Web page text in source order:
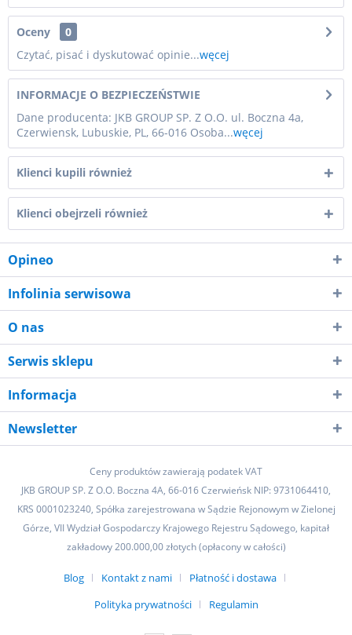
Oceny
0
Czytać, pisać i dyskutować opinie...węcej
INFORMACJE O BEZPIECZEŃSTWIE
Dane producenta: JKB GROUP SP. Z O.O. ul. Boczna 4a,
Czerwiensk, Lubuskie, PL, 66-016 Osoba...węcej
Klienci kupili również
Klienci obejrzeli również
Opineo
Infolinia serwisowa
O nas
Serwis sklepu
Informacja
Newsletter
Ceny produktów zawierają podatek VAT
JKB GROUP SP. Z O.O. Boczna 4A, 66-016 Czerwieńsk NIP: 9731064410,
KRS 0001023240, Spółka zarejestrowana w Sądzie Rejonowym w Zielonej
Górze, VII Wydział Gospodarczy Krajowego Rejestru Sądowego, kapitał
zakładowy 200.000,00 złotych (opłacony w całości)
Blog Kontakt z nami
Płatność i dostawa
Polityka prywatności
Regulamin